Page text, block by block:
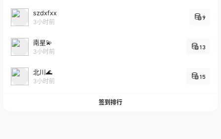
szdxfxx
3小时前
9
南星💫
3小时前
13
北川🌊
3小时前
15
签到排行